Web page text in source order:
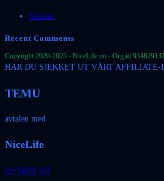
Notater
Recent Comments
Copyright 2020-2025 - NiceLife.no - Org.id
HAR DU SJEKKET UT VÅRT AFFILIATE-
TEMU
avtalen med
NiceLife
👉 Sjekk nå!